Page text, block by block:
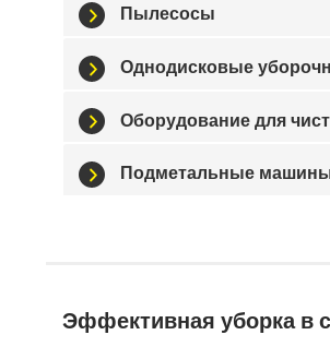
Пылесосы
Однодисковые
Оборудование для
Подметальные
Эффективная уборка в